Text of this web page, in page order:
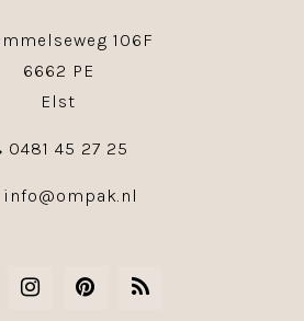
106F
6662 PE
Elst
0481 45 27 25
info@ompak.nl